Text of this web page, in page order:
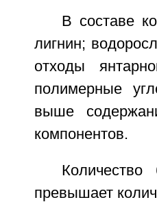
В составе
лигнин;
отходы
полимерные
выше
компонентов.
превышает